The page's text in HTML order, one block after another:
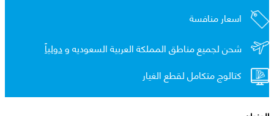
اسعار منافسة
شحن لجميع مناطق المملكة العربية السعوديه ودولياً
كتالوج متكامل لقطع الغيار